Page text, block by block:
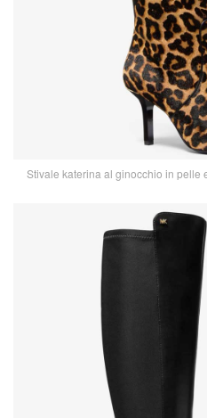
Stivale katerina al ginocchio in pelle